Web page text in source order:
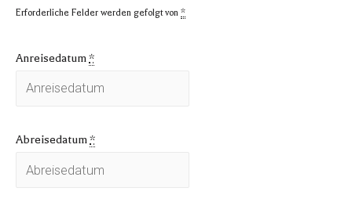
Erforderliche Felder werden gefolgt von *
Anreisedatum*
Abreisedatum*